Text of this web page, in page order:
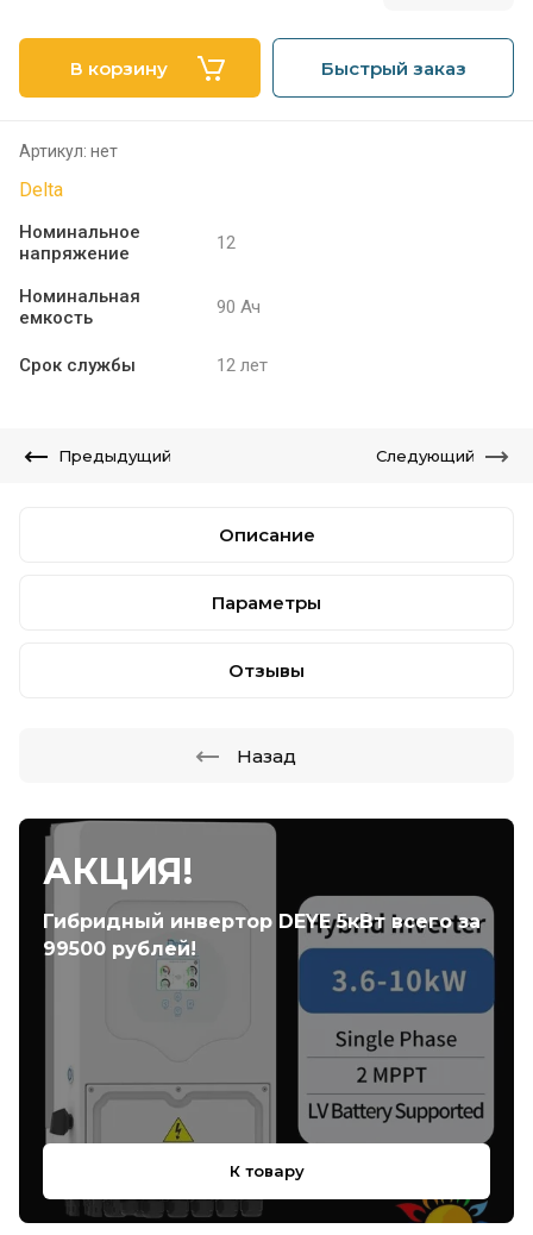
АКЦИЯ!
Гибридный инвертор DEYE 5кВт всего за
99500 рублей!
К товару
В корзину Быстрый заказ
Артикул: нет
Delta
Номинальное
напряжение
12
Номинальная
емкость
90 Ач
Срок службы 12 лет
Предыдущий Следующий
Описание
Параметры
Отзывы
Назад